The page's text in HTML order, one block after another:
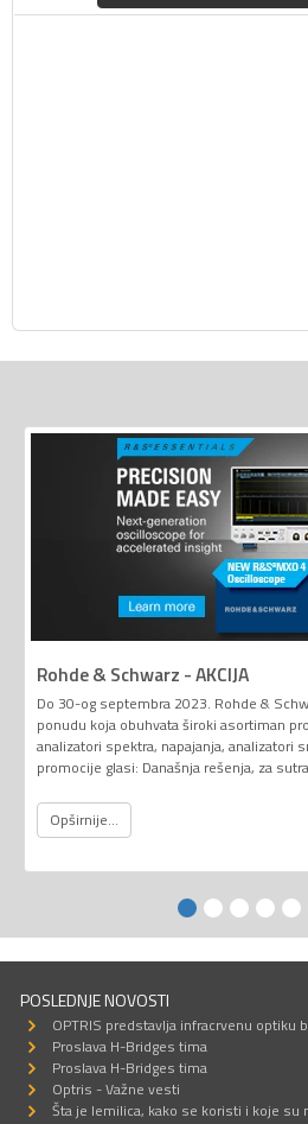
Rohde & Schwarz - AKCIJA
Do 30-og septembra 2023. Rohde &
ponudu koja obuhvata široki asortiman
analizatori spektra, napajanja, analizatori
promocije glasi: Današnja rešenja, za
Opširnije...
POSLEDNJE NOVOSTI
OPTRIS predstavlja infracrvenu optiku
Proslava H-Bridges tima
Proslava H-Bridges tima
Optris - Važne vesti
Šta je lemilica, kako se koristi i koje su